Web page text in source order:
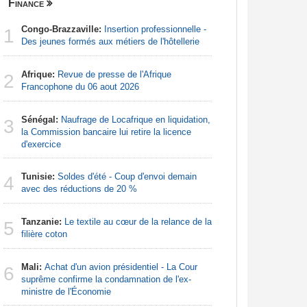
Finance
1 Congo-Brazzaville: Insertion professionnelle -
Des jeunes formés aux métiers de l'hôtellerie
2 Afrique: Revue de presse de l'Afrique
Francophone du 06 aout 2026
3 Sénégal: Naufrage de Locafrique en liquidation,
la Commission bancaire lui retire la licence
d'exercice
4 Tunisie: Soldes d'été - Coup d'envoi demain
avec des réductions de 20 %
5 Tanzanie: Le textile au cœur de la relance de la
filière coton
6 Mali: Achat d'un avion présidentiel - La Cour
suprême confirme la condamnation de l'ex-
ministre de l'Économie